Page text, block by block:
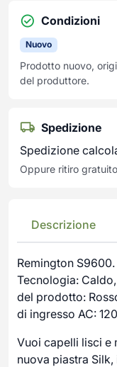
Condizioni
Nuovo
Prodotto nuovo,
del produttore.
Spedizione
Spedizione
Oppure ritiro
Descrizione
Remington
Tecnologia:
del prodotto:
di ingresso AC:
Vuoi capelli lisci e
nuova piastra